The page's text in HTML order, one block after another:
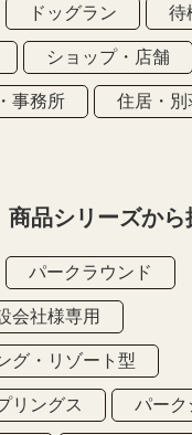
ドッグラン 待
ショップ・店舗
事務所 住居・別
商品シリーズから
パークラウンド
会社様専用
グ・リゾート型
リングス パーク